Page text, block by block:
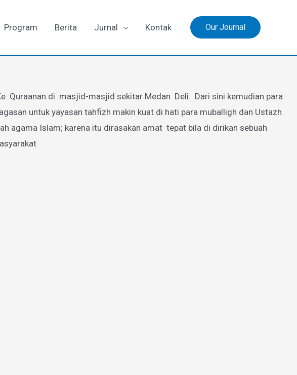
Program Berita Jurnal Kontak Our Journal
Quraanan di masjid-masjid sekitar Medan Deli. Dari sini kemudian para
untuk yayasan tahfizh makin kuat di hati para muballigh dan Ustazh
agama Islam; karena itu dirasakan amat tepat bila di dirikan sebuah